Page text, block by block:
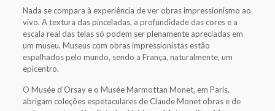
Nada se compara à experiência de ver obras impressionismo ao
vivo. A textura das pinceladas, a profundidade das cores e a
escala real das telas só podem ser plenamente apreciadas em
um museu. Museus com obras impressionistas estão
espalhados pelo mundo, sendo a França, naturalmente, um
epicentro.
O Musée d’Orsay e o Musée Marmottan Monet, em Paris,
abrigam coleções espetaculares de Claude Monet obras e de